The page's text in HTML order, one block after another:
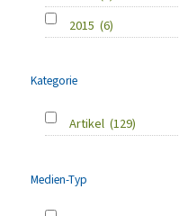
2015 (6)
Kategorie
Artikel (129)
Medien-Typ